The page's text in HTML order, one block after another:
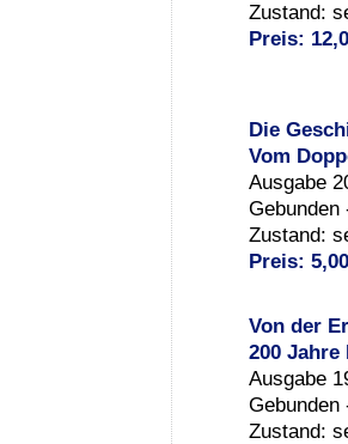
Zustand:
Preis:
Die
Vom
Ausgabe
Zustand:
Preis:
Von der
200
Ausgabe
Gebunden
Zustand: